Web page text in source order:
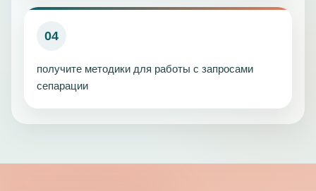
04
получите методики для работы с запросами
сепарации